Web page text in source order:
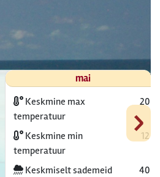
›
mai
Keskmine max
temperatuur
20
Keskmine min
temperatuur
12
Keskmiselt sademeid
40